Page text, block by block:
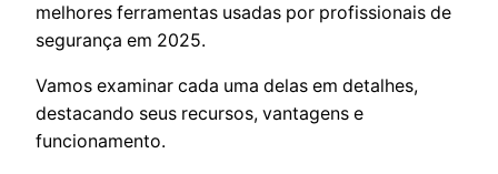
melhores ferramentas usadas por profissionais de
segurança em 2025.
Vamos examinar cada uma delas em detalhes,
destacando seus recursos, vantagens e
funcionamento.